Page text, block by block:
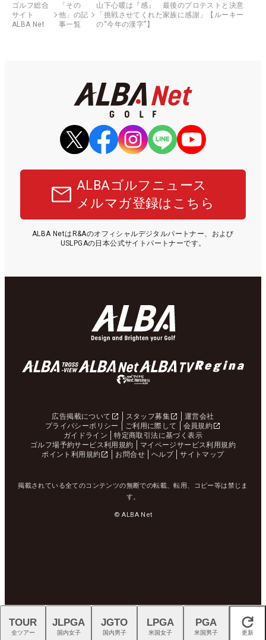
ゴルフ総合
サイト
ALBA Net
「その
他」の記
事一覧
山下心暖は『感』 最後のプロテストと決意
「挑戦させてくれた家族に感謝」【ルーキー
の“今年の漢字”】
ALBAゴルフニュース
メルマガ登録はこちら
ALBA NetはR&Aのオフィシャルデジタルパートナー、および
USLPGAの日本公式サイトパートナーです。
広告掲載について スタッフ募集
運営会社
プライバシーポリシー
ご利用に際して
会員規約
ガイドライン
特定商取引法に基づく表示
ゴルフ場予約サービス利用規約
マイページサービス利用規約
ポイント利用規約
お問合せ ヘルプ サイトマップ
掲載されている全てのコンテンツの無断での転載、転用、コピー等は禁じま
す。
© ALBA Net
閉じる
TOUR
全ツアー
JLPGA
国内女子
JGTO
国内男子
LPGA
米国女子
PGA
米国男子 更新